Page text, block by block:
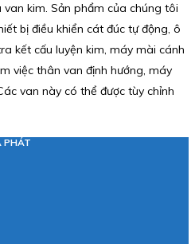
kim. Sản phẩm của chúng tôi
bị điều khiển cát đúc tự động, ô
kết cấu luyện kim, máy mài cánh
việc thân van định hướng, máy
van này có thể được tùy chỉnh
PHÁT